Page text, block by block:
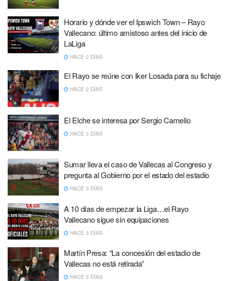
Horario y dónde ver el Ipswich Town – Rayo
Vallecano: último amistoso antes del inicio de
LaLiga
HACE 2 DÍAS
El Rayo se reúne con Iker Losada para su fichaje
HACE 2 DÍAS
El Elche se interesa por Sergio Camello
HACE 3 DÍAS
Sumar lleva el caso de Vallecas al Congreso y
pregunta al Gobierno por el estado del estadio
HACE 3 DÍAS
A 10 días de empezar la Liga…el Rayo
Vallecano sigue sin equipaciones
HACE 3 DÍAS
Martín Presa: “La concesión del estadio de
Vallecas no está retirada”
HACE 3 DÍAS